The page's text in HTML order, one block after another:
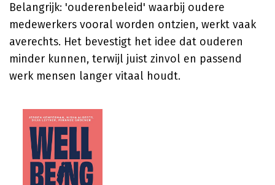
Belangrijk: 'ouderenbeleid' waarbij oudere
medewerkers vooral worden ontzien, werkt vaak
averechts. Het bevestigt het idee dat ouderen
minder kunnen, terwijl juist zinvol en passend
werk mensen langer vitaal houdt.